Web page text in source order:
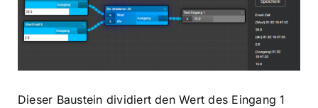
Dieser Baustein dividiert den Wert des Eingang 1